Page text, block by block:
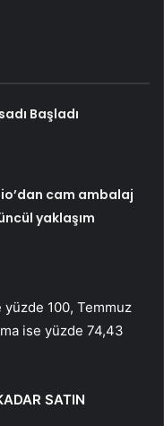
Başladı
cam ambalaj
yaklaşım
yüzde 100, Temmuz
ise yüzde 74,43
SATIN